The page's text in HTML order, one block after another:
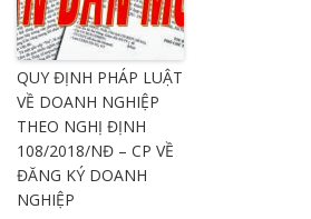
QUY ĐỊNH PHÁP LUẬT
VỀ DOANH NGHIỆP
THEO NGHỊ ĐỊNH
108/2018/NĐ – CP VỀ
ĐĂNG KÝ DOANH
NGHIỆP